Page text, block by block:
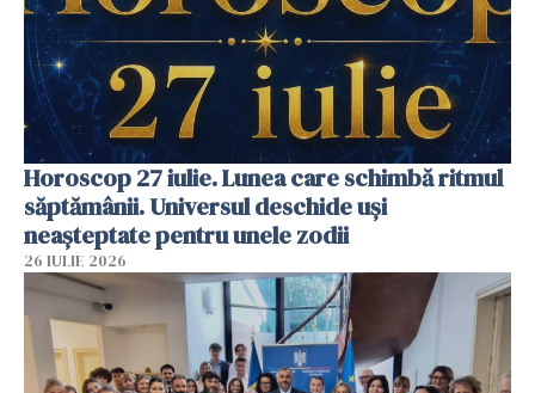
Horoscop 27 iulie. Lunea care schimbă ritmul
săptămânii. Universul deschide uși
neașteptate pentru unele zodii
26 IULIE 2026